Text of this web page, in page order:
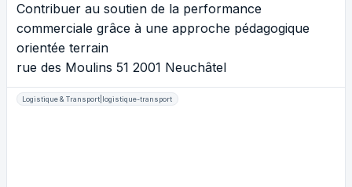
Contribuer au soutien de la performance
commerciale grâce à une approche pédagogique
orientée terrain
rue des Moulins 51 2001 Neuchâtel
Logistique & Transport|logistique-transport